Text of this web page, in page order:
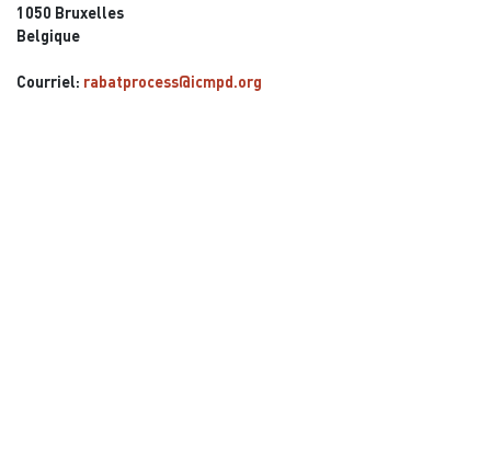
1050 Bruxelles
Belgique
Courriel: rabatprocess@icmpd.org